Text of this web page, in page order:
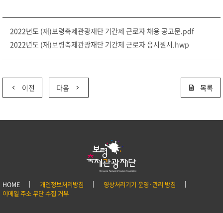
2022년도 (재)보령축제관광재단 기간제 근로자 채용 공고문.pdf
2022년도 (재)보령축제관광재단 기간제 근로자 응시원서.hwp
이전 다음 목록
HOME 개인정보처리방침
영상처리기기 운영·관리 방침
이메일 주소 무단 수집 거부